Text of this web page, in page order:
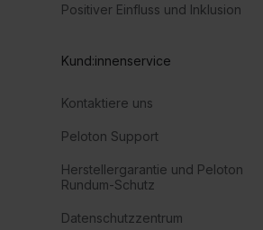
Positiver Einfluss und Inklusion
Kund:innenservice
Kontaktiere uns
Peloton Support
Herstellergarantie und Peloton
Rundum-Schutz
Datenschutzzentrum